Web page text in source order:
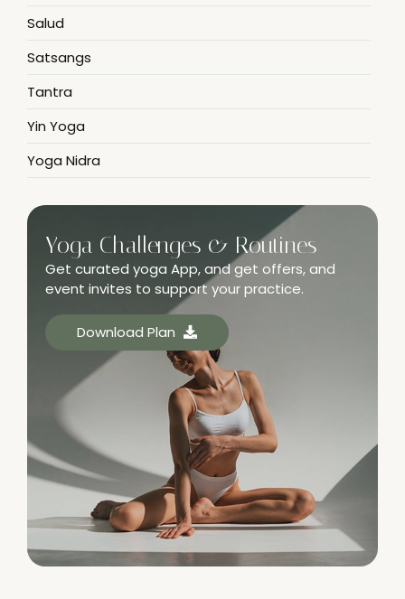
Salud
Satsangs
Tantra
Yin Yoga
Yoga Nidra
Yoga Challenges & Routines
Get curated yoga App, and get offers, and
event invites to support your practice.
Download Plan